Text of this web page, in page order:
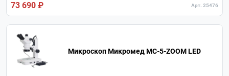
света.
73 690 ₽ Арт. 25476
Микроскоп Микромед МС-5-ZOOM LED